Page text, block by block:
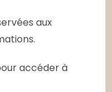
aux
accéder à